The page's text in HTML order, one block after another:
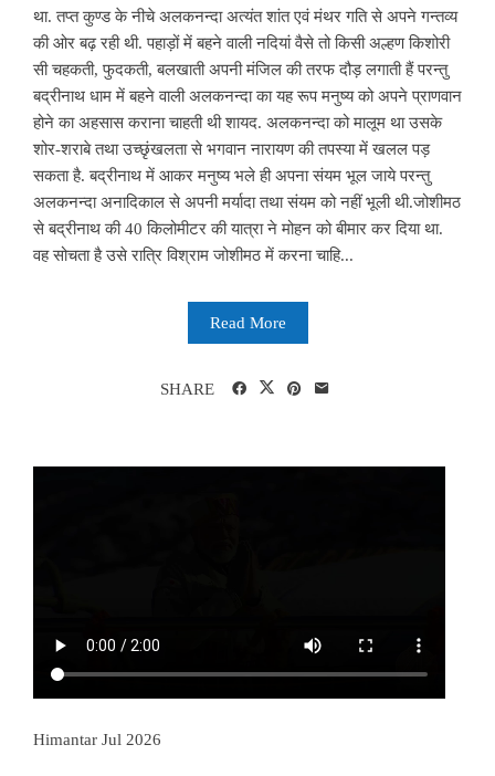
था. तप्त कुण्ड के नीचे अलकनन्दा अत्यंत शांत एवं मंथर गति से अपने गन्तव्य
की ओर बढ़ रही थी. पहाड़ों में बहने वाली नदियां वैसे तो किसी अल्हण किशोरी
सी चहकती, फुदकती, बलखाती अपनी मंजिल की तरफ दौड़ लगाती हैं परन्तु
बद्रीनाथ धाम में बहने वाली अलकनन्दा का यह रूप मनुष्य को अपने प्राणवान
होने का अहसास कराना चाहती थी शायद. अलकनन्दा को मालूम था उसके
शोर-शराबे तथा उच्छृंखलता से भगवान नारायण की तपस्या में खलल पड़
सकता है. बद्रीनाथ में आकर मनुष्य भले ही अपना संयम भूल जाये परन्तु
अलकनन्दा अनादिकाल से अपनी मर्यादा तथा संयम को नहीं भूली थी.जोशीमठ
से बद्रीनाथ की 40 किलोमीटर की यात्रा ने मोहन को बीमार कर दिया था.
वह सोचता है उसे रात्रि विश्राम जोशीमठ में करना चाहि...
Read More
SHARE
Himantar Jul 2026